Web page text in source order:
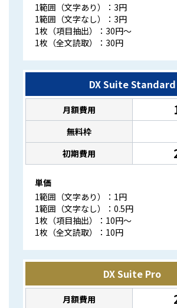
1範囲（文字あり）：3円
1範囲（文字なし）：3円
1枚（項目抽出）：30円〜
1枚（全文読取）：30円
DX Suite Standard
月額費用
無料枠
初期費用
単価
1範囲（文字あり）：1円
1範囲（文字なし）：0.5円
1枚（項目抽出）：10円〜
1枚（全文読取）：10円
DX Suite Pro
月額費用